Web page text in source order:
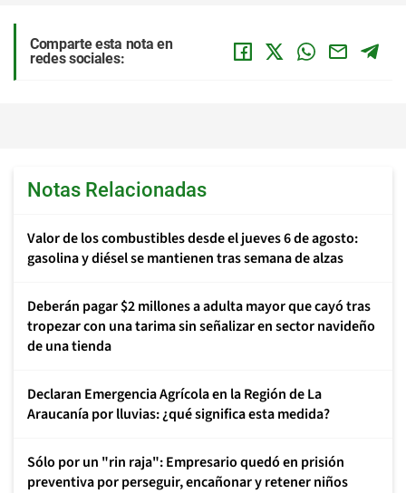
Comparte esta nota en
redes sociales:
Notas Relacionadas
Valor de los combustibles desde el jueves 6 de agosto:
gasolina y diésel se mantienen tras semana de alzas
Deberán pagar $2 millones a adulta mayor que cayó tras
tropezar con una tarima sin señalizar en sector navideño
de una tienda
Declaran Emergencia Agrícola en la Región de La
Araucanía por lluvias: ¿qué significa esta medida?
Sólo por un "rin raja": Empresario quedó en prisión
preventiva por perseguir, encañonar y retener niños